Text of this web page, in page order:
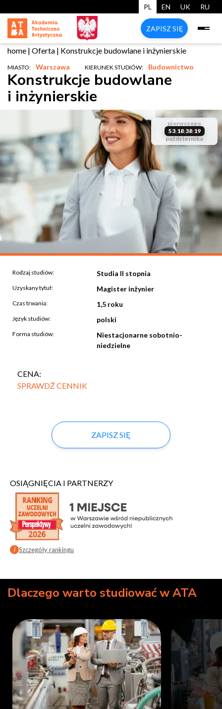
PL EN UK RU
ZAPISZ SIĘ
home | Oferta | Konstrukcje budowlane i inżynierskie
MIASTO: Warszawa KIERUNEK STUDIÓW: Budownictwo
Konstrukcje budowlane
i inżynierskie
Rodzaj studiów: Studia II stopnia
Uzyskany tytuł: Magister inżynier
Czas trwania: 1,5 roku
Język studiów: polski
Forma studiów:
Niestacjonarne sobotnio-
niedzielne
CENA:
SPRAWDŹ CENNIK
ZAPISZ SIĘ
OSIĄGNIĘCIA I PARTNERZY
i Szczegóły rankingu
start
pierwszego
zarezerwuj
liczba miejsc
start
53:18:38:18
studiów
października
swoje miejsce
ograniczona
Dlaczego warto studiować w ATA